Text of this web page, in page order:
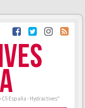
España - Hydractives"